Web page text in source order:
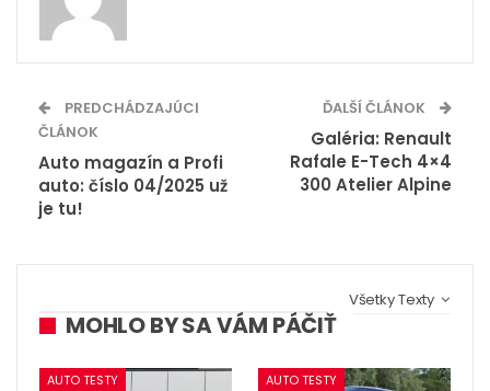
PREDCHÁDZAJÚCI
ČLÁNOK
Auto magazín a Profi
auto: číslo 04/2025 už
je tu!
ĎALŠÍ ČLÁNOK
Galéria: Renault
Rafale E-Tech 4×4
300 Atelier Alpine
Všetky Texty
MOHLO BY SA VÁM PÁČIŤ
AUTO TESTY AUTO TESTY